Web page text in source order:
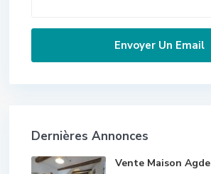
Dernières Annonces
Vente Maison Agde